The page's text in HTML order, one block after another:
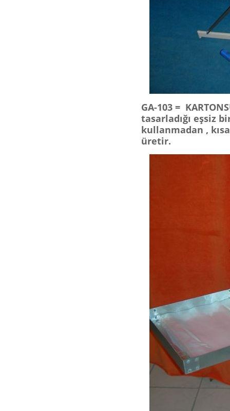
GA-103 =
tasarladığı eşsiz
kullanmadan ,
üretir.